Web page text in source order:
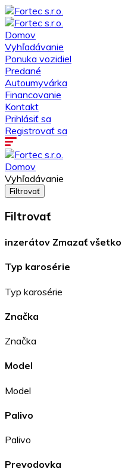
Domov
Vyhľadávanie
Ponuka vozidiel
Predané
Autoumyvárka
Financovanie
Kontakt
Prihlásiť sa
Registrovať sa
Domov
Vyhľadávanie
Filtrovať
Filtrovať
inzerátov Zmazať všetko
Typ karosérie
Typ karosérie
Značka
Značka
Model
Model
Palivo
Palivo
Prevodovka